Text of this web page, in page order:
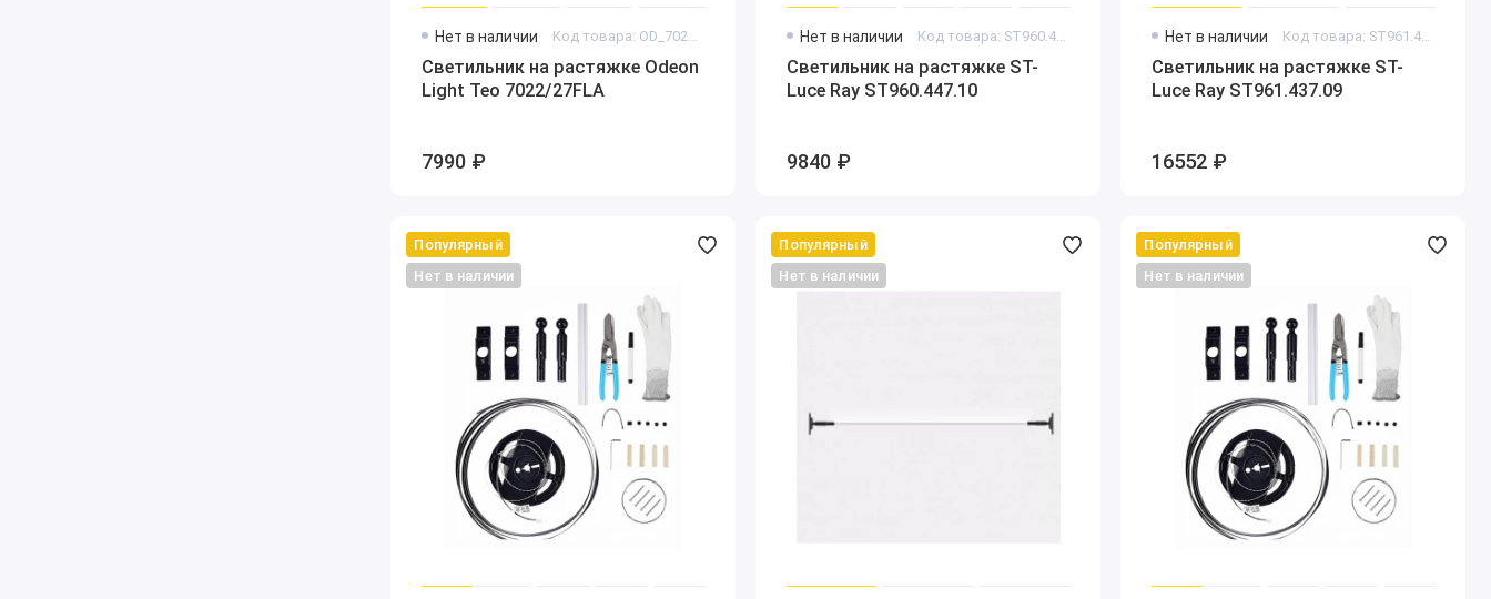
Нет в наличии Код товара: OD_7022_27FLA
Светильник на растяжке Odeon
Light Teo 7022/27FLA
7990 ₽
Нет в наличии Код товара: ST960.447.10
Светильник на растяжке ST-
Luce Ray ST960.447.10
9840 ₽
Нет в наличии Код товара: ST961.437.09
Светильник на растяжке ST-
Luce Ray ST961.437.09
16552 ₽
Популярный
Нет в наличии
Популярный
Нет в наличии
Популярный
Нет в наличии